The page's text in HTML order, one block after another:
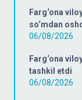
Farg‘ona
so‘mdan
06/08/2026
Farg‘ona
tashkil etdi
06/08/2026